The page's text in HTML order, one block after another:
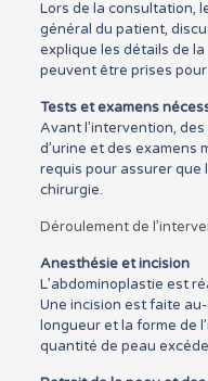
Lors de la consultation,
général du patient,
explique les détails de
peuvent être prises
Tests et examens
Avant l’intervention,
d’urine et des examens
requis pour assurer que
chirurgie.
Déroulement de
Anesthésie et incision
L’abdominoplastie est
Une incision est faite
longueur et la forme de
quantité de peau